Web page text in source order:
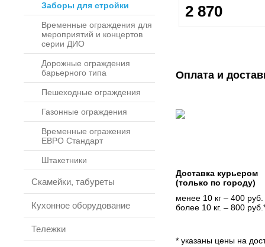
Заборы для стройки
Временные ограждения для
мероприятий и концертов
серии ДИО
Дорожные ограждения
барьерного типа
Пешеходные ограждения
Газонные ограждения
Временные огражения
ЕВРО Стандарт
Штакетники
Скамейки, табуреты
Кухонное оборудование
Тележки
2 870
Оплата и
Доставка курьером
(только по городу)
менее 10 кг – 400 руб.
более 10 кг. – 800
* указаны цены на